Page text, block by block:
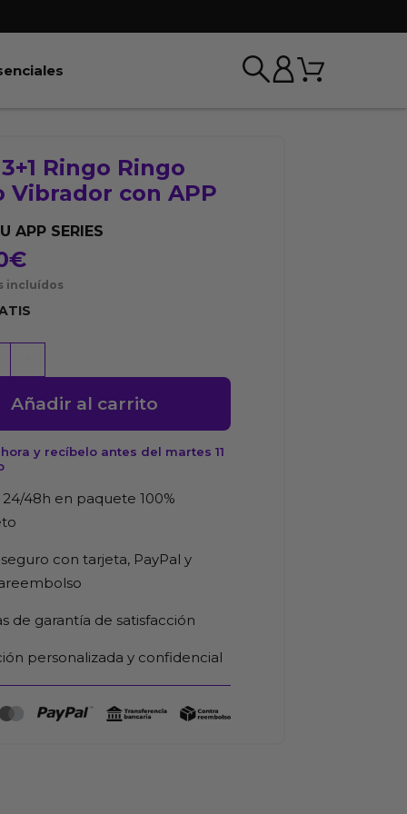
& Bondage Carrito
Ringo Ringo
Vibrador con APP
APP SERIES
€
incluídos
Añadir al carrito
y recíbelo antes del martes 11
24/48h en paquete 100%
con tarjeta, PayPal y
de garantía de satisfacción
personalizada y confidencial